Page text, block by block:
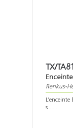
TX/TA81
Renkus-
s . . .